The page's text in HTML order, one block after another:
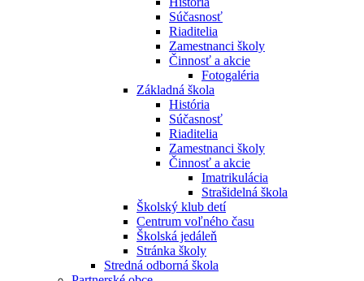
Súčasnosť
Riaditelia
Zamestnanci školy
Činnosť a akcie
Fotogaléria
Základná škola
História
Súčasnosť
Riaditelia
Zamestnanci školy
Činnosť a akcie
Imatrikulácia
Strašidelná škola
Školský klub detí
Centrum voľného času
Školská jedáleň
Stránka školy
Stredná odborná škola